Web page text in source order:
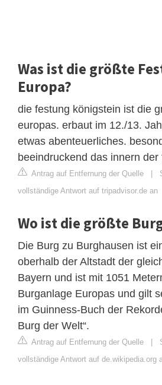
Was ist die größte
Europa?
die festung königstein ist die
europas. erbaut im 12./13.
etwas abenteuerliches.
beeindruckend das innern der
Antrag auf Entfernung der Quelle
vollständige Antwort auf tripadvisor.de an
Wo ist die größte
Die Burg zu Burghausen ist
oberhalb der Altstadt der
Bayern und ist mit 1051
Burganlage Europas und gilt
im Guinness-Buch der
Burg der Welt“.
Antrag auf Entfernung der Quelle
vollständige Antwort auf de.wikipedia.org